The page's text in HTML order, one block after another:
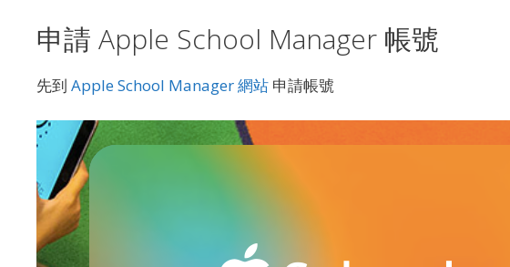
申請 Apple School Manager 帳號
先到 Apple School Manager 網站 申請帳號